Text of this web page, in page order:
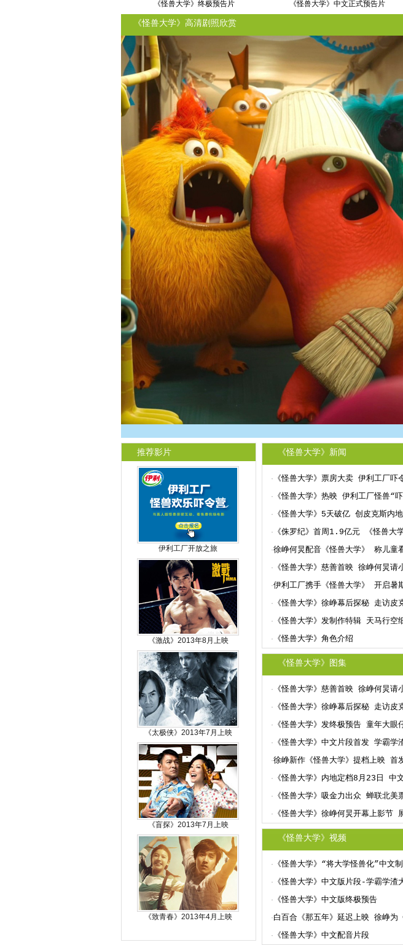
《怪兽大学》终极预告片 《怪兽大学》中文正式预告片
《怪兽大学》高清剧照欣赏
推荐影片
伊利工厂开放之旅
《激战》2013年8月上映
《太极侠》2013年7月上映
《盲探》2013年7月上映
《致青春》2013年4月上映
《怪兽大学》新闻
· 《怪兽大学》票房大卖 伊利工厂吓
· 《怪兽大学》热映 伊利工厂怪兽“
· 《怪兽大学》5天破亿 创皮克斯内
· 《侏罗纪》首周1.9亿元 《怪兽大
·徐峥何炅配音《怪兽大学》 称儿童
· 《怪兽大学》慈善首映 徐峥何炅请
·伊利工厂携手《怪兽大学》 开启暑
· 《怪兽大学》徐峥幕后探秘 走访皮
· 《怪兽大学》发制作特辑 天马行空
· 《怪兽大学》角色介绍
《怪兽大学》图集
· 《怪兽大学》慈善首映 徐峥何炅请
· 《怪兽大学》徐峥幕后探秘 走访皮
· 《怪兽大学》发终极预告 童年大眼
· 《怪兽大学》中文片段首发 学霸学
·徐峥新作《怪兽大学》提档上映 首
· 《怪兽大学》内地定档8月23日 中
· 《怪兽大学》吸金力出众 蝉联北美
· 《怪兽大学》徐峥何炅开幕上影节
《怪兽大学》视频
· 《怪兽大学》“将大学怪兽化”中文
· 《怪兽大学》中文版片段-学霸学渣
· 《怪兽大学》中文版终极预告
·白百合《那五年》延迟上映 徐峥为
· 《怪兽大学》中文配音片段